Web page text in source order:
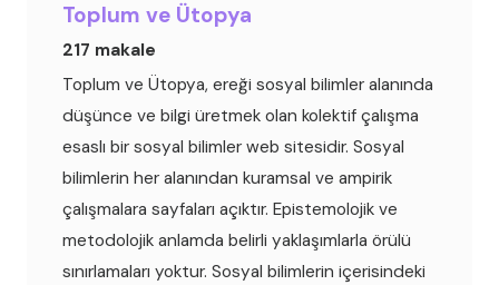
Toplum ve Ütopya
217 makale
Toplum ve Ütopya, ereği sosyal bilimler alanında
düşünce ve bilgi üretmek olan kolektif çalışma
esaslı bir sosyal bilimler web sitesidir. Sosyal
bilimlerin her alanından kuramsal ve ampirik
çalışmalara sayfaları açıktır. Epistemolojik ve
metodolojik anlamda belirli yaklaşımlarla örülü
sınırlamaları yoktur. Sosyal bilimlerin içerisindeki